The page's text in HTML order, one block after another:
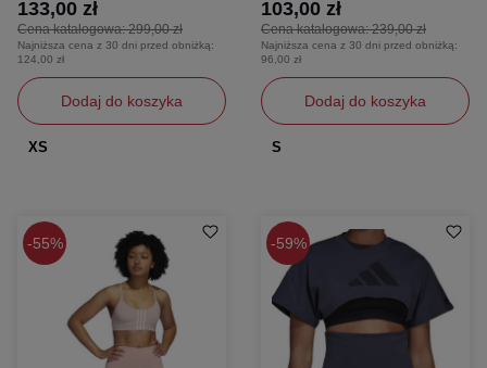
Cena katalogowa:299,00 zł
133,00 zł
Najniższa cena z 30 dni przed obniżką:
124,00 zł
Dodaj do koszyka
XS
Cena katalogowa:239,00 zł
103,00 zł
Najniższa cena z 30 dni przed obniżką:
96,00 zł
Dodaj do koszyka
S
55% 59%